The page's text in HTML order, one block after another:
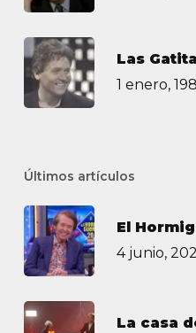
Las
1 enero,
Últimos artículos
El
4 junio,
La casa